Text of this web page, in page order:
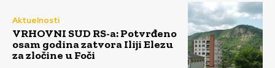
Aktuelnosti
VRHOVNI SUD RS-a: Potvrđeno
osam godina zatvora Iliji Elezu
za zločine u Foči